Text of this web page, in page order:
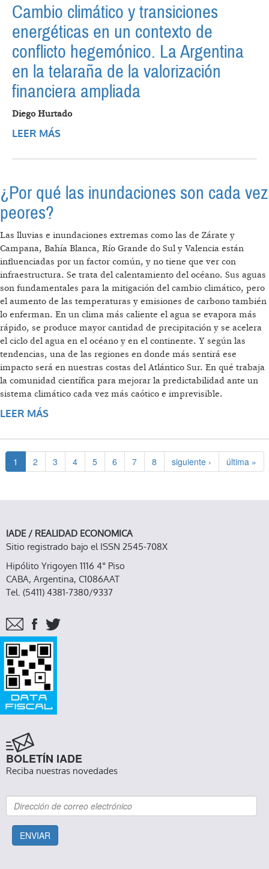
Cambio climático y transiciones
energéticas en un contexto de
conflicto hegemónico. La Argentina
en la telaraña de la valorización
financiera ampliada
Diego Hurtado
LEER MÁS
CONTEXTO DE CONFLICTO HEGEMÓNICO.
VALORIZACIÓN FINANCIERA AMPLIADA
¿Por qué las inundaciones son cada vez
peores?
Las lluvias e inundaciones extremas como las de Zárate y
Campana, Bahía Blanca, Río Grande do Sul y Valencia están
influenciadas por un factor común, y no tiene que ver con
infraestructura. Se trata del calentamiento del océano. Sus aguas
son fundamentales para la mitigación del cambio climático, pero
el aumento de las temperaturas y emisiones de carbono también
lo enferman. En un clima más caliente el agua se evapora más
rápido, se produce mayor cantidad de precipitación y se acelera
el ciclo del agua en el océano y en el continente. Y según las
tendencias, una de las regiones en donde más sentirá ese
impacto será en nuestras costas del Atlántico Sur. En qué trabaja
la comunidad científica para mejorar la predictabilidad ante un
sistema climático cada vez más caótico e imprevisible.
LEER MÁS
1 2 3 4 5 6 7 8 siguiente › última »
IADE / REALIDAD ECONOMICA
Sitio registrado bajo el ISSN 2545-708X
Hipólito Yrigoyen 1116 4° Piso
CABA, Argentina, C1086AAT
Tel. (5411) 4381-7380/9337
BOLETÍN IADE
Reciba nuestras novedades
ENVIAR